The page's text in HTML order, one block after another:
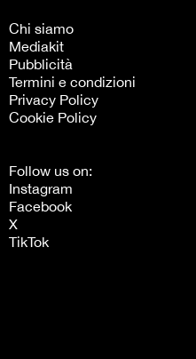
Chi siamo
Mediakit
Pubblicità
Termini e condizioni
Privacy Policy
Cookie Policy
Follow us on:
Instagram
Facebook
X
TikTok